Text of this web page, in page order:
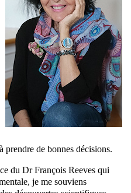
prendre de bonnes décisions.
du Dr François Reeves qui
je me souviens